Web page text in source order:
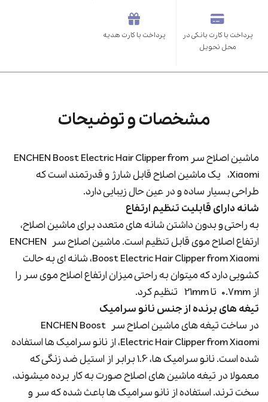
پرداخت با کارت بانکی در
محل تحویل
پرداخت با کارت هدیه
مشخصات و توضیحات
ماشین اصلاح سر ENCHEN Boost Electric Hair Clipper from
Xiaomi، یک ماشین اصلاح قابل شارژ و قدرتمند است که
طراحی بسیار ساده و در عین حال زیبایی دارد.
شانه دارای قابلیت تنظیم ارتفاع
به راحتی و بدون داشتن شانه های متعدد برای ماشین اصلاح،
ارتفاع اصلاح موی قابل تنظیم است. ماشین اصلاح سر ENCHEN
Boost Electric Hair Clipper from Xiaomi، شانه ای به حالت
کشویی دارد که میتوان به راحتی میزان ارتفاع اصلاح موی سر را
از 0.7mm تا 21mm تنظیم کرد.
تیغه های برنده از جنس نانو سرامیک
در ساخت تیغه های ماشین اصلاح سر ENCHEN Boost
Electric Hair Clipper from Xiaomi، از نانو سرامیک ها استفاده
شده است. نانو سرامیک ها، 1.6 برابر از استیل ضد زنگی که
معمولا در تیغه ماشین های اصلاح صورت به کار برده میشوند،
سخت ترند. استفاده از نانو سرامیک ها باعث شده که سر و